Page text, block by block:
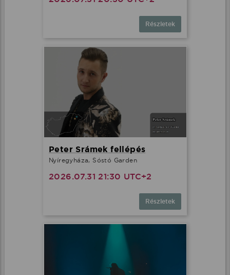
Részletek
Peter Srámek fellépés
Nyíregyháza, Sóstó Garden
2026.07.31 21:30 UTC+2
Részletek